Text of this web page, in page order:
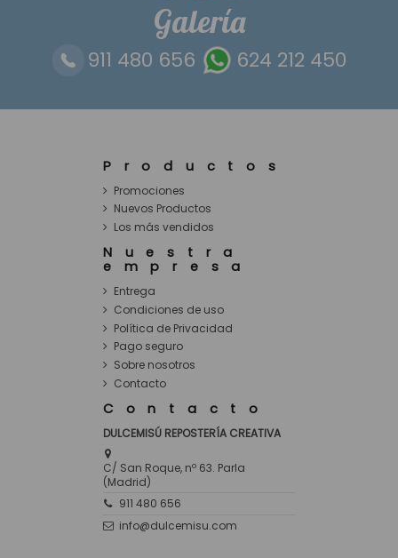
Galería
911 480 656 624 212 450
Productos
Promociones
Nuevos Productos
Los más vendidos
Nuestra
empresa
Entrega
Condiciones de uso
Política de Privacidad
Pago seguro
Sobre nosotros
Contacto
Contacto
DULCEMISÚ REPOSTERÍA CREATIVA
C/ San Roque, nº 63. Parla
(Madrid)
911 480 656
info@dulcemisu.com